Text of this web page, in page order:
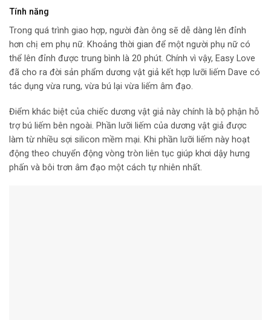
Tính năng
Trong quá trình giao hợp, người đàn ông sẽ dễ dàng lên đỉnh
hơn chị em phụ nữ. Khoảng thời gian để một người phụ nữ có
thể lên đỉnh được trung bình là 20 phút. Chính vì vậy, Easy Love
đã cho ra đời sản phẩm dương vật giả kết hợp lưỡi liếm Dave có
tác dụng vừa rung, vừa bú lại vừa liếm âm đạo.
Điểm khác biệt của chiếc dương vật giả này chính là bộ phận hỗ
trợ bú liếm bên ngoài. Phần lưỡi liếm của dương vật giả được
làm từ nhiều sợi silicon mềm mại. Khi phần lưỡi liếm này hoạt
động theo chuyển động vòng tròn liên tục giúp khơi dậy hưng
phấn và bôi trơn âm đạo một cách tự nhiên nhất.